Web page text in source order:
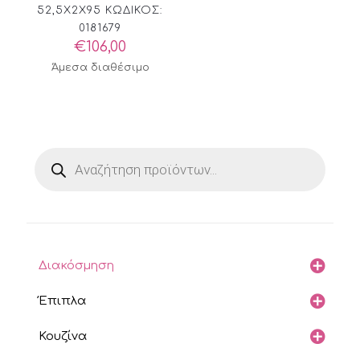
52,5X2X95 ΚΩΔΙΚΟΣ:
0181679
€106,00
Άμεσα διαθέσιμο
search
Διακόσμηση
Έπιπλα
Κουζίνα